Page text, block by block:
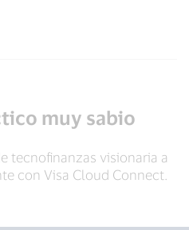
muy sabio
tecnofinanzas visionaria a
con Visa Cloud Connect.